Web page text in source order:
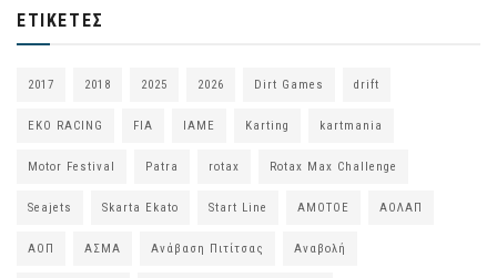
ΕΤΙΚΈΤΕΣ
2017 2018 2025 2026 Dirt Games drift
EKO RACING FIA IAME Karting kartmania
Motor Festival Patra rotax Rotax Max Challenge
Seajets Skarta Ekato Start Line ΑΜΟΤΟΕ ΑΟΛΑΠ
ΑΟΠ ΑΣΜΑ Ανάβαση Πιτίτσας Αναβολή